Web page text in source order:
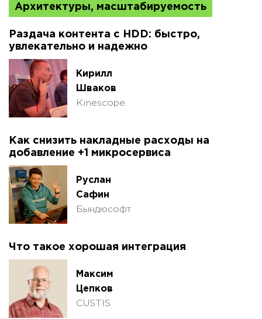
Архитектуры, масштабируемость
Раздача контента с HDD: быстро,
увлекательно и надежно
Кирилл
Шваков
Kinescope
Как снизить накладные расходы на
добавление +1 микросервиса
Руслан
Сафин
Бындюсофт
Что такое хорошая интеграция
Максим
Цепков
CUSTIS